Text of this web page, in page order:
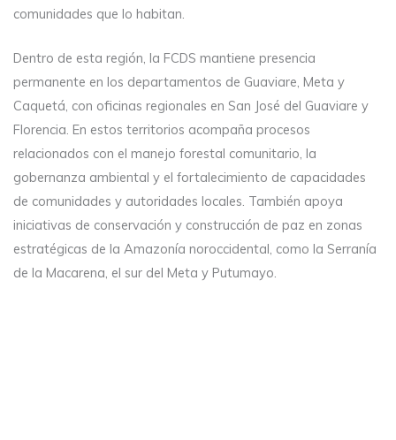
comunidades que lo habitan.
Dentro de esta región, la FCDS mantiene presencia
permanente en los departamentos de Guaviare, Meta y
Caquetá, con oficinas regionales en San José del Guaviare y
Florencia. En estos territorios acompaña procesos
relacionados con el manejo forestal comunitario, la
gobernanza ambiental y el fortalecimiento de capacidades
de comunidades y autoridades locales. También apoya
iniciativas de conservación y construcción de paz en zonas
estratégicas de la Amazonía noroccidental, como la Serranía
de la Macarena, el sur del Meta y Putumayo.